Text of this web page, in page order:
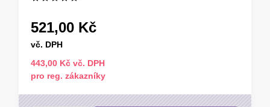
521,00 Kč
vč. DPH
443,00 Kč vč. DPH
pro reg. zákazníky